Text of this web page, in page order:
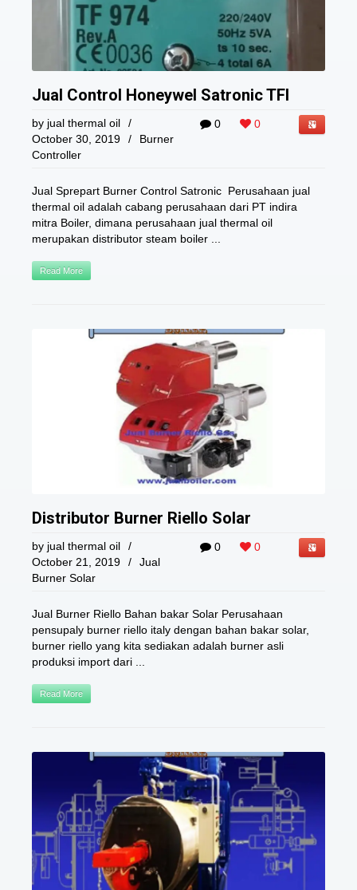
Jual Control Honeywel Satronic TFI
0 0
by jual thermal oil
/
October 30, 2019
/
Burner
Controller
Jual Sprepart Burner Control Satronic Perusahaan jual
thermal oil adalah cabang perusahaan dari PT indira
mitra Boiler, dimana perusahaan jual thermal oil
merupakan distributor steam boiler ...
Read More
Distributor Burner Riello Solar
0 0
by jual thermal oil
/
October 21, 2019
/
Jual
Burner Solar
Jual Burner Riello Bahan bakar Solar Perusahaan
pensupaly burner riello italy dengan bahan bakar solar,
burner riello yang kita sediakan adalah burner asli
produksi import dari ...
Read More